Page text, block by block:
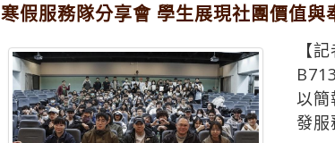
寒假服務隊分享會 學生展現社團價值與
【
以簡
發服